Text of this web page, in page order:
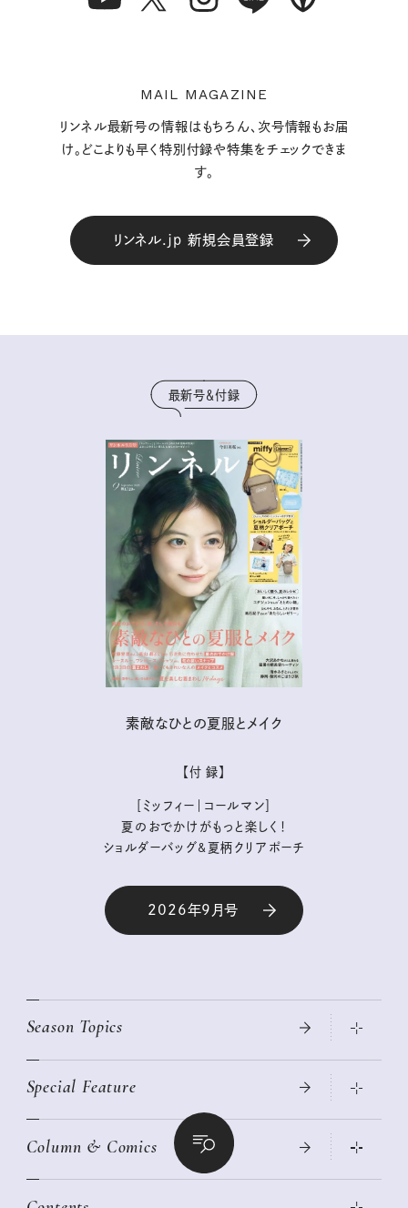
MAIL MAGAZINE
リンネル最新号の情報はもちろん、次号情報もお届
け。どこよりも早く特別付録や特集をチェックできま
す。
リンネル.jp 新規会員登録
最新号＆付録
素敵なひとの夏服とメイク
【付 録】
［ミッフィー｜コールマン］
夏のおでかけがもっと楽しく！
ショルダーバッグ&夏柄クリアポーチ
2026年9月号
Season Topics
真夏のひんやりグッズ 2026
ニトリ・イケア・無印良品で賢くおしゃれなインテリア
この春ほしい大人のスニーカー 2026春夏
絶品、お餅レシピ大集合！
Special Feature
2026年春夏 トレンドファッションニュース
女子旅おすすめスポット 暮らすように心地いいリンネル旅ガイ
Column & Comics